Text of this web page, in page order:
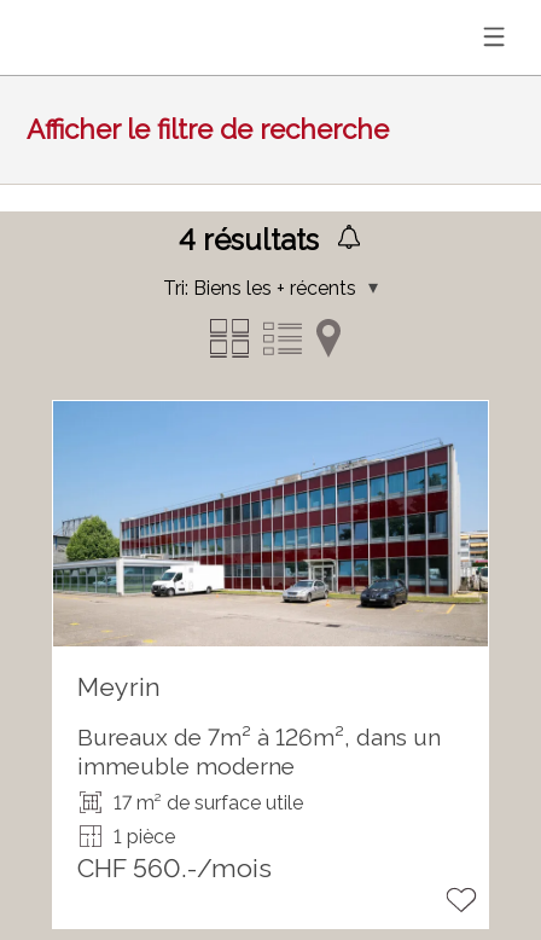
Afficher le filtre de recherche
4 résultats
Tri: Biens les + récents
Meyrin
Bureaux de 7m² à 126m², dans un
immeuble moderne
17 m² de surface utile
1 pièce
CHF 560.-/mois